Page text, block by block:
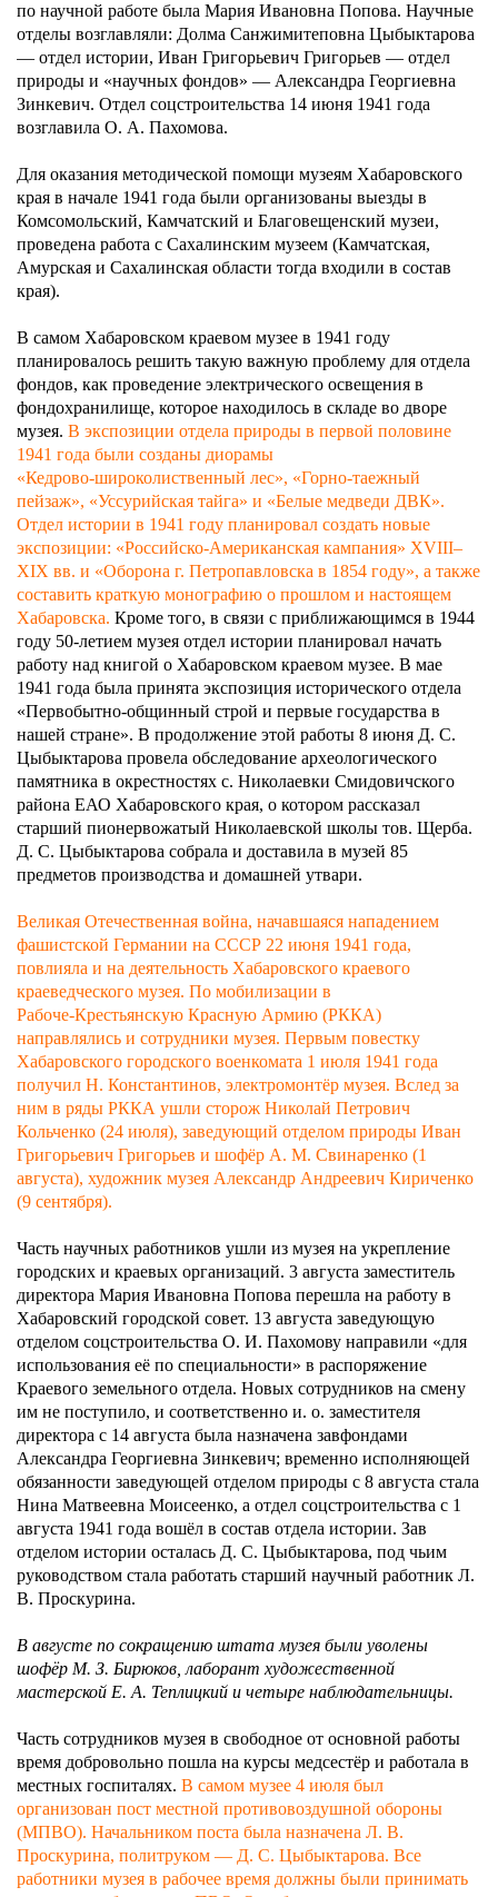
по научной работе была Мария Ивановна Попова. Научные
отделы возглавляли: Долма Санжимитеповна Цыбыктарова
— отдел истории, Иван Григорьевич Григорьев — отдел
природы и «научных фондов» — Александра Георгиевна
Зинкевич. Отдел соцстроительства 14 июня 1941 года
возглавила О. А. Пахомова.
Для оказания методической помощи музеям Хабаровского
края в начале 1941 года были организованы выезды в
Комсомольский, Камчатский и Благовещенский музеи,
проведена работа с Сахалинским музеем (Камчатская,
Амурская и Сахалинская области тогда входили в состав
края).
В самом Хабаровском краевом музее в 1941 году
планировалось решить такую важную проблему для отдела
фондов, как проведение электрического освещения в
фондохранилище, которое находилось в складе во дворе
музея. В экспозиции отдела природы в первой половине
1941 года были созданы диорамы
«Кедрово‑широколиственный лес», «Горно‑таежный
пейзаж», «Уссурийская тайга» и «Белые медведи ДВК».
Отдел истории в 1941 году планировал создать новые
экспозиции: «Российско‑Американская кампания» XVIII–
XIX вв. и «Оборона г. Петропавловска в 1854 году», а также
составить краткую монографию о прошлом и настоящем
Хабаровска. Кроме того, в связи с приближающимся в 1944
году 50‑летием музея отдел истории планировал начать
работу над книгой о Хабаровском краевом музее. В мае
1941 года была принята экспозиция исторического отдела
«Первобытно‑общинный строй и первые государства в
нашей стране». В продолжение этой работы 8 июня Д. С.
Цыбыктарова провела обследование археологического
памятника в окрестностях с. Николаевки Смидовичского
района ЕАО Хабаровского края, о котором рассказал
старший пионервожатый Николаевской школы тов. Щерба.
Д. С. Цыбыктарова собрала и доставила в музей 85
предметов производства и домашней утвари.
Великая Отечественная война, начавшаяся нападением
фашистской Германии на СССР 22 июня 1941 года,
повлияла и на деятельность Хабаровского краевого
краеведческого музея. По мобилизации в
Рабоче‑Крестьянскую Красную Армию (РККА)
направлялись и сотрудники музея. Первым повестку
Хабаровского городского военкомата 1 июля 1941 года
получил Н. Константинов, электромонтёр музея. Вслед за
ним в ряды РККА ушли сторож Николай Петрович
Кольченко (24 июля), заведующий отделом природы Иван
Григорьевич Григорьев и шофёр А. М. Свинаренко (1
августа), художник музея Александр Андреевич Кириченко
(9 сентября).
Часть научных работников ушли из музея на укрепление
городских и краевых организаций. 3 августа заместитель
директора Мария Ивановна Попова перешла на работу в
Хабаровский городской совет. 13 августа заведующую
отделом соцстроительства О. И. Пахомову направили «для
использования её по специальности» в распоряжение
Краевого земельного отдела. Новых сотрудников на смену
им не поступило, и соответственно и. о. заместителя
директора с 14 августа была назначена завфондами
Александра Георгиевна Зинкевич; временно исполняющей
обязанности заведующей отделом природы с 8 августа стала
Нина Матвеевна Моисеенко, а отдел соцстроительства с 1
августа 1941 года вошёл в состав отдела истории. Зав
отделом истории осталась Д. С. Цыбыктарова, под чьим
руководством стала работать старший научный работник Л.
В. Проскурина.
В августе по сокращению штата музея были уволены
шофёр М. З. Бирюков, лаборант художественной
мастерской Е. А. Теплицкий и четыре наблюдательницы.
Часть сотрудников музея в свободное от основной работы
время добровольно пошла на курсы медсестёр и работала в
местных госпиталях. В самом музее 4 июля был
организован пост местной противовоздушной обороны
(МПВО). Начальником поста была назначена Л. В.
Проскурина, политруком — Д. С. Цыбыктарова. Все
работники музея в рабочее время должны были принимать